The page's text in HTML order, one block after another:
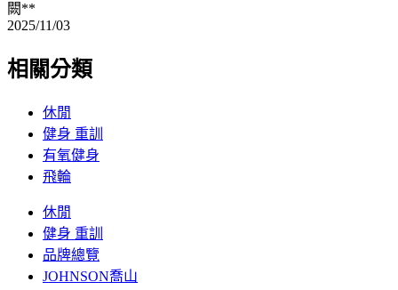
闕**
2025/11/03
相關分類
休閒
健身 重訓
有氧健身
飛輪
休閒
健身 重訓
品牌總覽
JOHNSON喬山